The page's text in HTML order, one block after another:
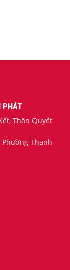
PHÁT
Thôn Quyết
Phường Thạnh